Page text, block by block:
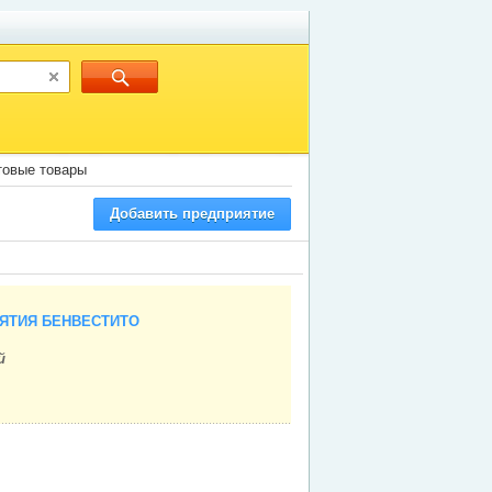
товары
Добавить предприятие
БЕНВЕСТИТО